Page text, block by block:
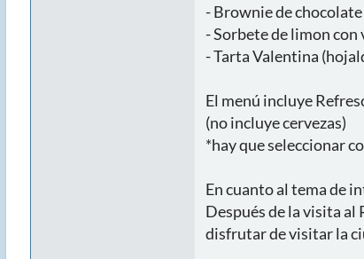
- Brownie de chocolate
- Sorbete de limon con
- Tarta Valentina
El menú incluye
(no incluye cervezas)
*hay que seleccionar
En cuanto al tema de
Después de la visita al
disfrutar de visitar la